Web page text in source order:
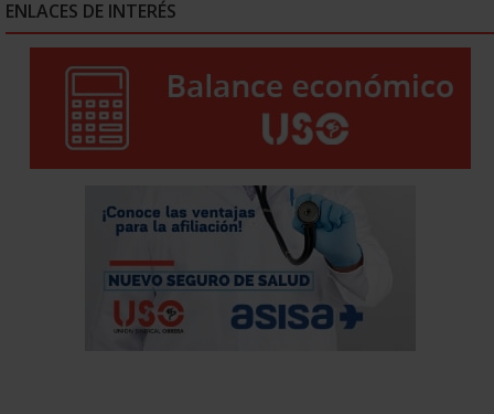
ENLACES DE INTERÉS